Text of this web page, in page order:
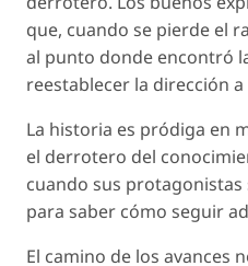
que, cuando se pierde el
al punto donde encontró
reestablecer la dirección a
La historia es pródiga en
el derrotero del
cuando sus
para saber cómo seguir
El camino de los avances